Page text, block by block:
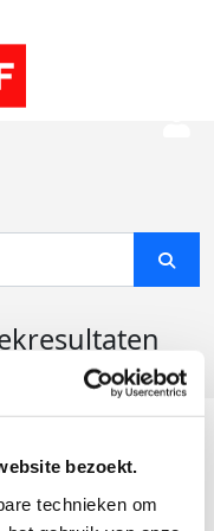
bezoekt.
technieken om